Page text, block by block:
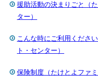
援助活動の決まりごと（
ター）
こんな時にご利用くださ
ト・センター）
保険制度（たけとよファ